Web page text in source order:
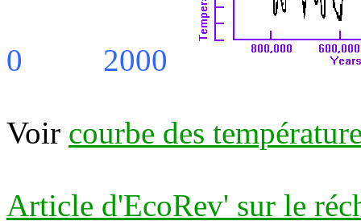
0 2000
Voir courbe des
Article d'EcoRev' sur le